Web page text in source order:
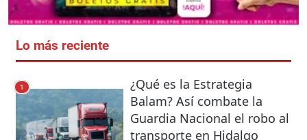
Lo más reciente
1
¿Qué es la Estrategia
Balam? Así combate la
Guardia Nacional el robo al
transporte en Hidalgo